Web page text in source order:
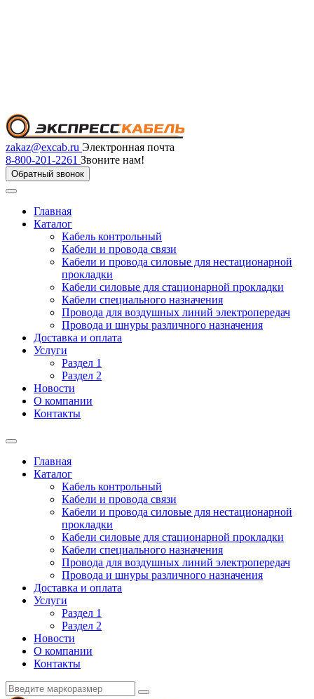
zakaz@excab.ru Электронная почта
8-800-201-2261 Звоните нам!
Обратный звонок
Главная
Каталог
Кабель контрольный
Кабели и провода связи
Кабели и провода силовые для нестационарной
прокладки
Кабели силовые для стационарной прокладки
Кабели специального назначения
Провода для воздушных линий электропередач
Провода и шнуры различного назначения
Доставка и оплата
Услуги
Раздел 1
Раздел 2
Новости
О компании
Контакты
Главная
Каталог
Кабель контрольный
Кабели и провода связи
Кабели и провода силовые для нестационарной
прокладки
Кабели силовые для стационарной прокладки
Кабели специального назначения
Провода для воздушных линий электропередач
Провода и шнуры различного назначения
Доставка и оплата
Услуги
Раздел 1
Раздел 2
Новости
О компании
Контакты